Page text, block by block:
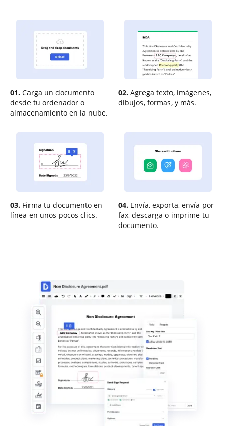
01. Carga un documento
desde tu ordenador o
almacenamiento en la nube.
02. Agrega texto, imágenes,
dibujos, formas, y más.
03. Firma tu documento en
línea en unos pocos clics.
04. Envía, exporta, envía por
fax, descarga o imprime tu
documento.